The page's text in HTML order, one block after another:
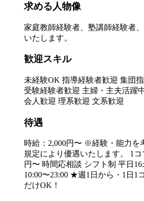
求める人物像
家庭教師経験者、塾講師経験者
いたします。
歓迎スキル
未経験OK 指導経験者歓迎 集団
受験経験者歓迎 主婦・主夫活躍
会人歓迎 理系歓迎 文系歓迎
待遇
時給：2,000円〜 ※経験・能力を
規定により優遇いたします。 1コ
円〜 時間応相談 シフト制 平日
10:00〜23:00 ★週1日から・1日1
だけOK！